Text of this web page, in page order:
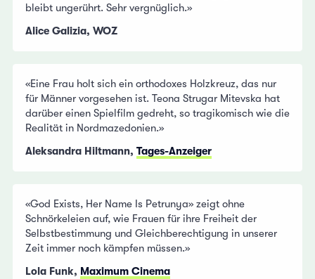
bleibt ungerührt. Sehr vergnüglich.»
Alice Galizia, WOZ
«Eine Frau holt sich ein orthodoxes Holzkreuz, das nur
für Männer vorgesehen ist. Teona Strugar Mitevska hat
darüber einen Spielfilm gedreht, so tragikomisch wie die
Realität in Nordmazedonien.»
Aleksandra Hiltmann, Tages-Anzeiger
«God Exists, Her Name Is Petrunya» zeigt ohne
Schnörkeleien auf, wie Frauen für ihre Freiheit der
Selbstbestimmung und Gleichberechtigung in unserer
Zeit immer noch kämpfen müssen.»
Lola Funk, Maximum Cinema